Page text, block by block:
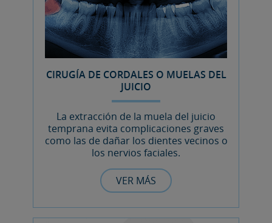
CIRUGÍA DE CORDALES O MUELAS DEL
JUICIO
La extracción de la muela del juicio
temprana evita complicaciones graves
como las de dañar los dientes vecinos o
los nervios faciales.
VER MÁS